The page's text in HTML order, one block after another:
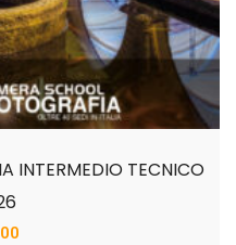
INTERMEDIO TECNICO